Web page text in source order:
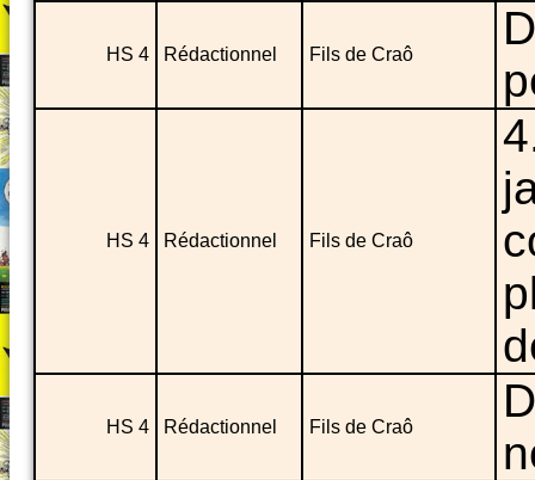
HS 4 Rédactionnel Fils de Craô
HS 4 Rédactionnel Fils de Craô
HS 4 Rédactionnel Fils de Craô